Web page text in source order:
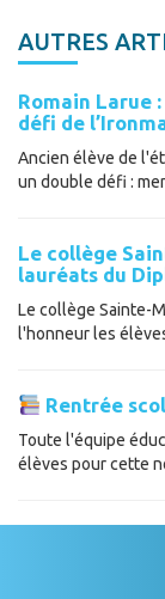
AUTRES
Romain Larue
défi de
Ancien élève de
un double défi :
Le collège
lauréats du
Le collège Sainte-
l'honneur les
Rentrée
Toute l'équipe
élèves pour cette